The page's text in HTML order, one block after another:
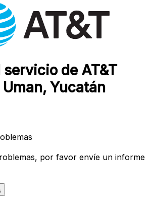
servicio de AT&T
Yucatán
por favor envíe un informe